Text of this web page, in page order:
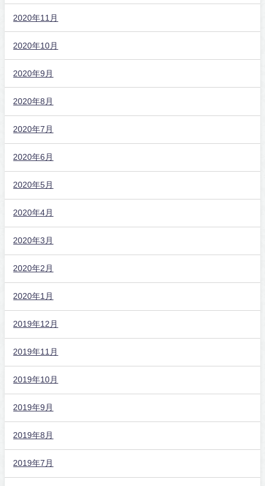
2020年11月
2020年10月
2020年9月
2020年8月
2020年7月
2020年6月
2020年5月
2020年4月
2020年3月
2020年2月
2020年1月
2019年12月
2019年11月
2019年10月
2019年9月
2019年8月
2019年7月